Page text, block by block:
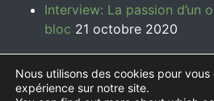
Interview: La passion d’un
bloc 21 octobre 2020
Nous utilisons des cookies pour
expérience sur notre site.